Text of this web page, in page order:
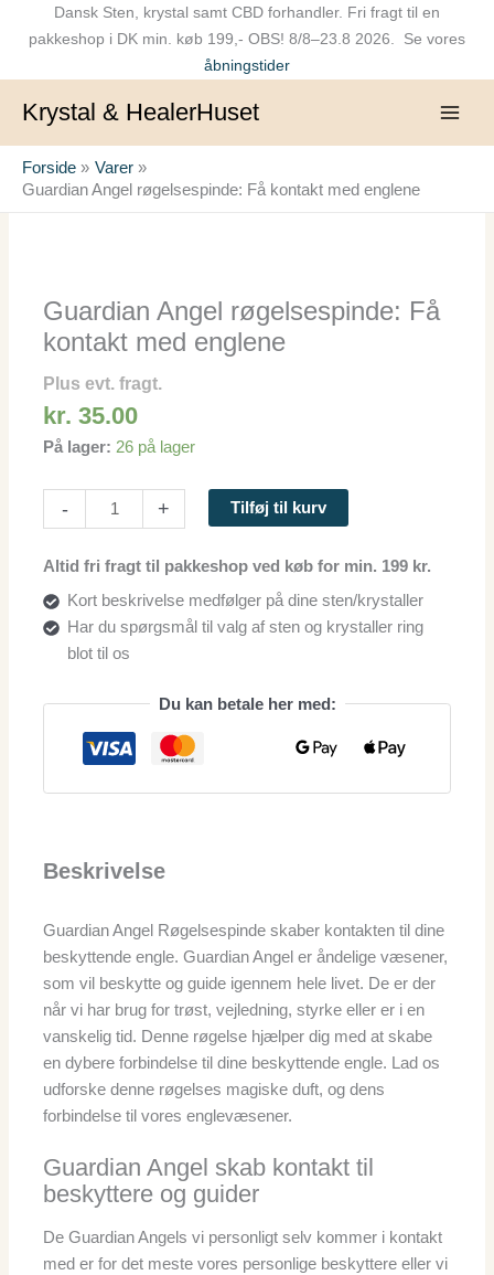
Dansk Sten, krystal samt CBD forhandler. Fri fragt til en
pakkeshop i DK min. køb 199,- OBS! 8/8–23.8 2026. Se vores
åbningstider
Krystal & HealerHuset
Forside
Varer
Guardian Angel røgelsespinde: Få kontakt med englene
Guardian Angel røgelsespinde: Få
kontakt med englene
Plus evt. fragt.
kr. 35.00
På lager: 26 på lager
-
røgelsespinde:
Få
kontakt
med
englene
antal
+ Tilføj til kurv
Altid fri fragt til pakkeshop ved køb for min. 199 kr.
Kort beskrivelse medfølger på dine sten/krystaller
Har du spørgsmål til valg af sten og krystaller ring
blot til os
Du kan betale her med:
Beskrivelse
Guardian Angel Røgelsespinde skaber kontakten til dine
beskyttende engle. Guardian Angel er åndelige væsener,
som vil beskytte og guide igennem hele livet. De er der
når vi har brug for trøst, vejledning, styrke eller er i en
vanskelig tid. Denne røgelse hjælper dig med at skabe
en dybere forbindelse til dine beskyttende engle. Lad os
udforske denne røgelses magiske duft, og dens
forbindelse til vores englevæsener.
Guardian Angel skab kontakt til
beskyttere og guider
De Guardian Angels vi personligt selv kommer i kontakt
med er for det meste vores personlige beskyttere eller vi